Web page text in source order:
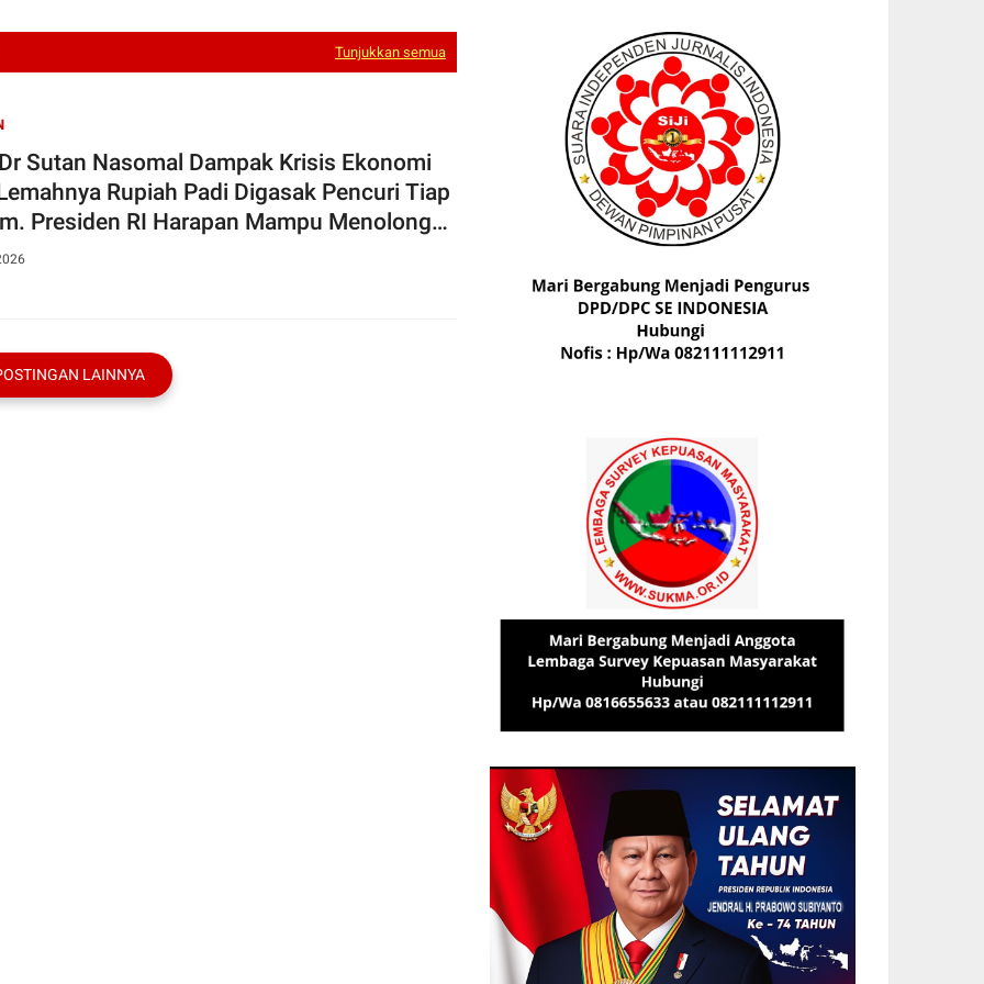
Tunjukkan semua
Sutan Nasomal Dampak Krisis Ekonomi
Rupiah Padi Digasak Pencuri Tiap
Presiden RI Harapan Mampu Menolong
LAINNYA